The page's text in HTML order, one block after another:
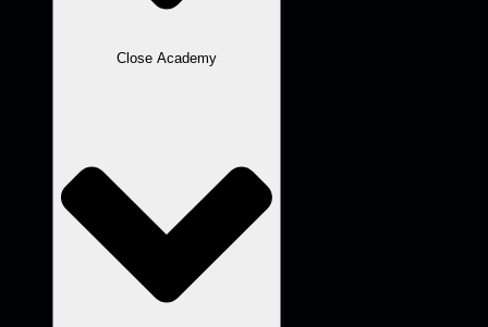
Close Academy